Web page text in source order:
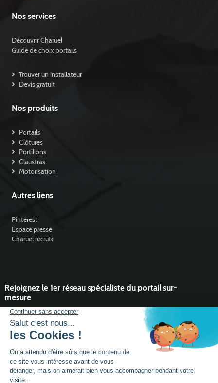
Nos services
Découvrir Charuel
Guide de choix portails
Trouver un installateur
Devis gratuit
Nos produits
Portails
Clôtures
Portillons
Claustras
Motorisation
Autres liens
Pinterest
Espace presse
Charuel recrute
Rejoignez le 1er réseau spécialiste du portail sur-
mesure
Vous souhaitez développer l'activité portail de votre entreprise ?
Rejoindre un réseau dynamique, avec un service et des outils qui
font la différence ?
DEVENIR PARTENAIRE